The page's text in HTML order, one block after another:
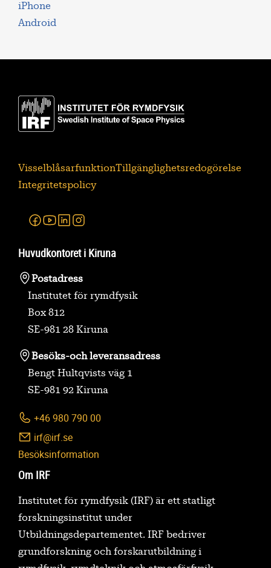
iPhone
Android
VisselblåsarfunktionTillgänglighetsredogörelse
Integritetspolicy
Facebook
YoutubeLinkedin
Huvudkontoret i Kiruna
Postadress
Institutet för rymdfysik
Box 812
SE-981 28 Kiruna
Besöks-och leveransadress
Bengt Hultqvists väg 1
SE-981 92 Kiruna
+46 980 790 00
irf@irf.se
Besöksinformation
Om IRF
Institutet för rymdfysik (IRF) är ett statligt
forskningsinstitut under
Utbildningsdepartementet. IRF bedriver
grundforskning och forskarutbildning i